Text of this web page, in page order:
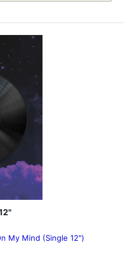
My Mind (Single 12")